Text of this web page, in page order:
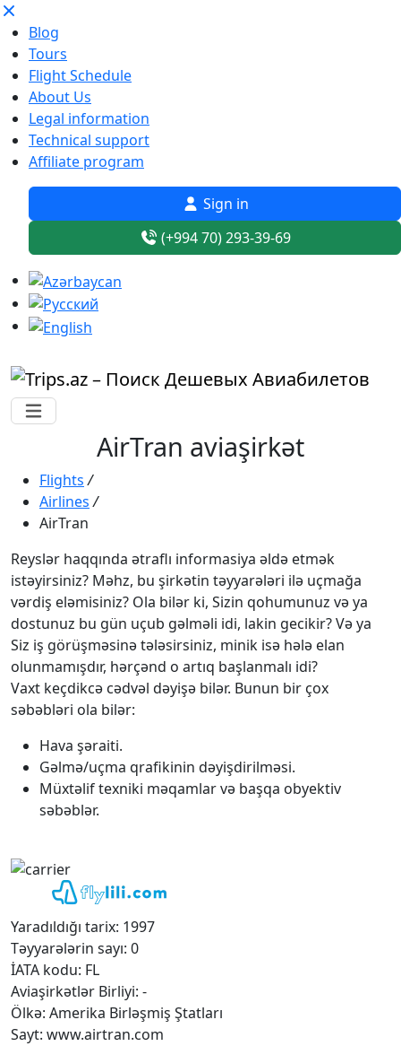
Blog
Tours
Flight Schedule
About Us
Legal information
Technical support
Affiliate program
Sign in
(+994 70) 293-39-69
AirTran aviaşirkət
Flights /
Airlines /
AirTran
Reyslər haqqında ətraflı informasiya əldə etmək
istəyirsiniz? Məhz, bu şirkətin təyyarələri ilə uçmağa
vərdiş eləmisiniz? Ola bilər ki, Sizin qohumunuz və ya
dostunuz bu gün uçub gəlməli idi, lakin gecikir? Və ya
Siz iş görüşməsinə tələsirsiniz, minik isə hələ elan
olunmamışdır, hərçənd o artıq başlanmalı idi?
Vaxt keçdikcə cədvəl dəyişə bilər. Bunun bir çox
səbəbləri ola bilər:
Hava şəraiti.
Gəlmə/uçma qrafikinin dəyişdirilməsi.
Müxtəlif texniki məqamlar və başqa obyektiv
səbəblər.
Yaradıldığı tarix: 1997
Təyyarələrin sayı: 0
İATA kodu: FL
Aviaşirkətlər Birliyi: -
Ölkə: Amerika Birləşmiş Ştatları
Sayt: www.airtran.com